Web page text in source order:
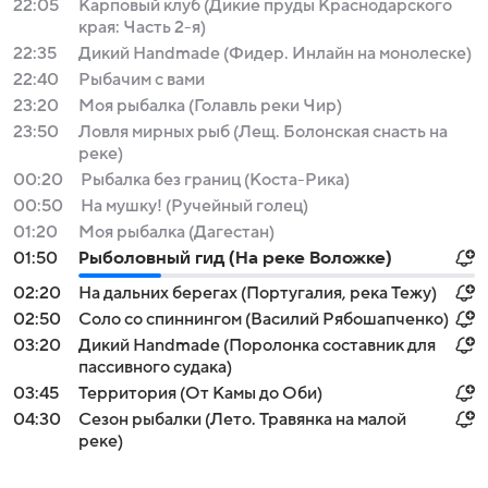
22:05
Карповый клуб (Дикие пруды Краснодарского
края: Часть 2-я)
22:35
Дикий Handmade (Фидер. Инлайн на монолеске)
22:40
Рыбачим с вами
23:20
Моя рыбалка (Голавль реки Чир)
23:50
Ловля мирных рыб (Лещ. Болонская снасть на
реке)
00:20
Рыбалка без границ (Коста-Рика)
00:50
На мушку! (Ручейный голец)
01:20
Моя рыбалка (Дагестан)
01:50
Рыболовный гид (На реке Воложке)
02:20
На дальних берегах (Португалия, река Тежу)
02:50
Соло со спиннингом (Василий Рябошапченко)
03:20
Дикий Handmade (Поролонка составник для
пассивного судака)
03:45
Территория (От Камы до Оби)
04:30
Сезон рыбалки (Лето. Травянка на малой
реке)